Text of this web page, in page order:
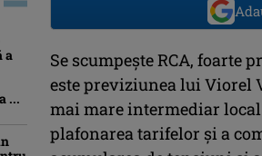
Se scumpește RCA, foarte
este previziunea lui Viorel
mai mare intermediar
plafonarea tarifelor și a
a
...